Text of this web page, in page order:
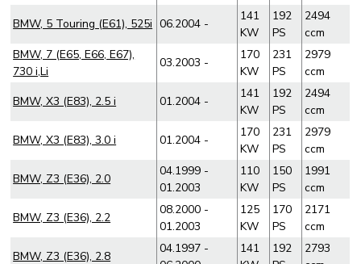
BMW, 5 Touring (E61), 525i 06.2004 -
141
KW
192
PS
2494
ccm
BMW, 7 (E65, E66, E67),
730 i,Li
03.2003 -
170
KW
231
PS
2979
ccm
BMW, X3 (E83), 2.5 i
01.2004 -
141
KW
192
PS
2494
ccm
BMW, X3 (E83), 3.0 i
01.2004 -
170
KW
231
PS
2979
ccm
BMW, Z3 (E36), 2.0
04.1999 -
01.2003
110
KW
150
PS
1991
ccm
BMW, Z3 (E36), 2.2
08.2000 -
01.2003
125
KW
170
PS
2171
ccm
BMW, Z3 (E36), 2.8
04.1997 -
141
192
2793